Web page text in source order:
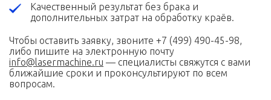
Качественный результат без брака и
дополнительных затрат на обработку краёв.
Чтобы оставить заявку, звоните +7 (499) 490-45-98
либо пишите на электронную почту
info@lasermachine.ru — специалисты свяжутся с вами
ближайшие сроки и проконсультируют по всем
вопросам.